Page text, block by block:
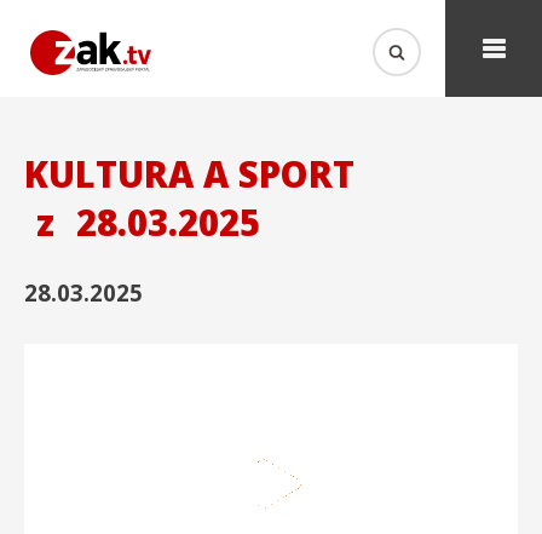
KULTURA A SPORT
z 28.03.2025
28.03.2025